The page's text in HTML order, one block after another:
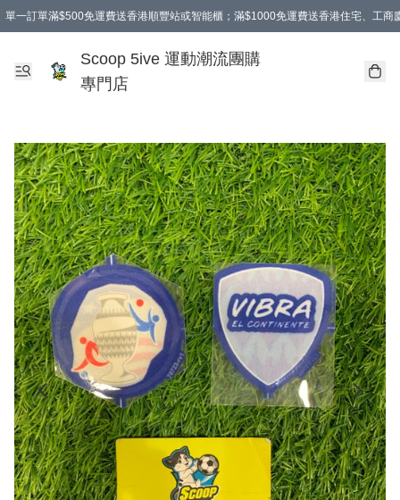
單一訂單滿$500免運費送香港順豐站或智能櫃；滿$1000免運費送香港住宅、工商
Scoop 5ive 運動潮流團購
專門店